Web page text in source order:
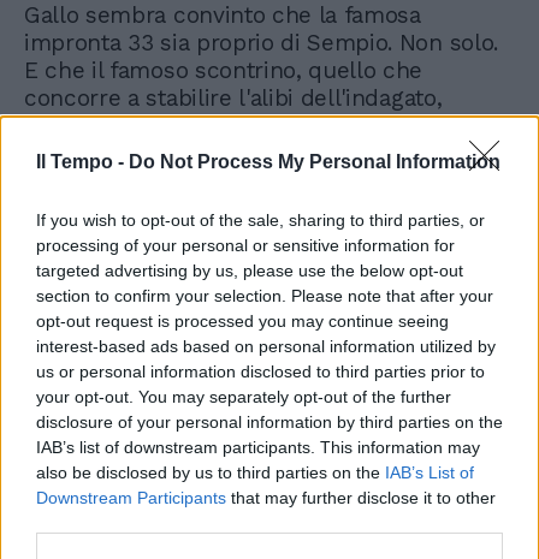
Il Tempo - Do Not Process My Personal Information
If you wish to opt-out of the sale, sharing to third parties, or
processing of your personal or sensitive information for
targeted advertising by us, please use the below opt-out
section to confirm your selection. Please note that after your
opt-out request is processed you may continue seeing
interest-based ads based on personal information utilized by
us or personal information disclosed to third parties prior to
your opt-out. You may separately opt-out of the further
disclosure of your personal information by third parties on the
IAB’s list of downstream participants. This information may
also be disclosed by us to third parties on the IAB’s List of
Downstream Participants that may further disclose it to other
Gallo sembra convinto che la famosa
impronta 33 sia proprio di Sempio. Non solo.
E che il famoso scontrino, quello che
concorre a stabilire l'alibi dell'indagato,
potrebbe non essere stato prodotto da lui. E
ancora che l'orario della morte di Chiara
Poggi andrebbe spostato in avanti. Insomma,
l'avvocato di Lovati per diffamazione sembra
avere le idee chiare anche per il delitto di
Garlasco. "Non sono l'avvocato di Sempio e
non mi voglio permettere di esserlo, ma ci
sono cose che sono dette dagli inquirenti",
afferma l'avvocato. Precedentemente Gallo
aveva messo in dubbio la solidità
dello scontrino di Sempio che potrebbe
trasformarsi in un indizio di
colpevolezza senza riscontri oggettivi come
celle telefoniche o telecamere.